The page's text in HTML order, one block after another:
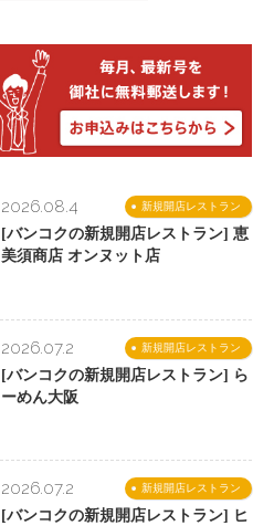
新規開店レストラン
2026.08.4
[バンコクの新規開店レストラン] 恵
美須商店 オンヌット店
新規開店レストラン
2026.07.2
[バンコクの新規開店レストラン] ら
ーめん大阪
新規開店レストラン
2026.07.2
[バンコクの新規開店レストラン] ヒ